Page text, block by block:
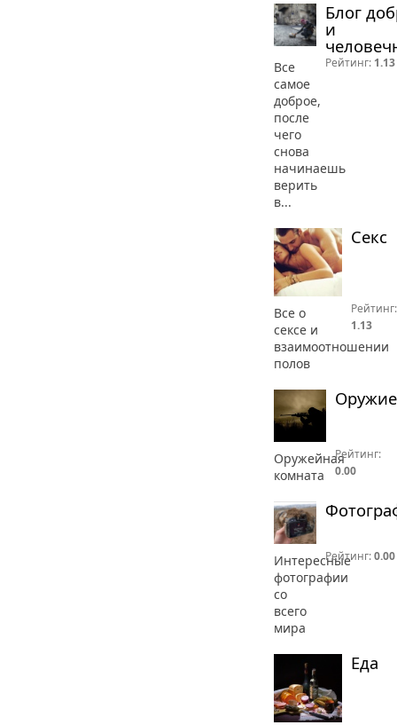
Блог
и
Все
самое
доброе,
после
чего
снова
начинаешь
верить
в...
Рейтинг: 1.13
Секс
Все о
сексе и
взаимоотношении
полов
Рейтинг:
1.13
Оружие
Оружейная
комната
Рейтинг:
0.00
Интересные
фотографии
со
всего
мира
Рейтинг:0.00
Еда